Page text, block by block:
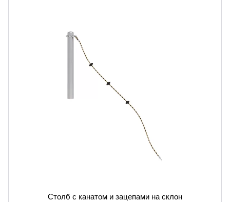
Столб с канатом и зацепами на склон